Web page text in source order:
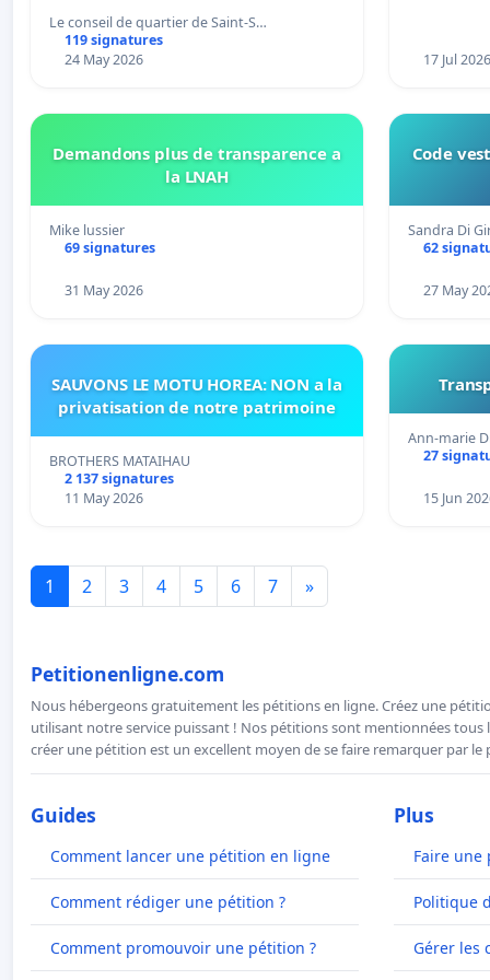
connexion 805-802 à établir
Le conseil de quartier de Saint-S…
119 signatures
24 May 2026
17 Jul 2026
Demandons plus de transparence a
la LNAH
Mike lussier
69 signatures
31 May 2026
Code
Sandra Di
62
27 May
SAUVONS LE MOTU HOREA: NON a la
privatisation de notre patrimoine
BROTHERS MATAIHAU
2 137 signatures
11 May 2026
Ann-marie
27
15 Jun
1 2 3 4 5 6 7 »
Petitionenligne.com
Nous hébergeons gratuitement les pétitions en ligne. Créez une
utilisant notre service puissant ! Nos pétitions sont mentionnées tous
créer une pétition est un excellent moyen de se faire remarquer par le
Guides
Comment lancer une pétition en ligne
Comment rédiger une pétition ?
Comment promouvoir une pétition ?
Plus
Faire
Politique
Gérer les